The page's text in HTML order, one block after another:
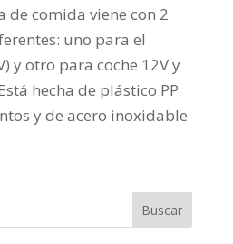
de comida viene con 2
uno para el
y otro para coche 12V y
hecha de plástico PP
y de acero inoxidable
Buscar